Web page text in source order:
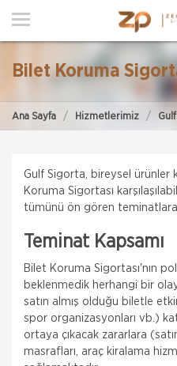
ANA SAYFA
POLIÇE HATIRLAT
MÜŞTERI GIRIŞI
TEKLİF AL
Bilet Koruma
Ana Sayfa Hizmetlerimiz
Gulf Sigorta, bireysel ürünler
Koruma Sigortası
tümünü ön gören
Teminat Kapsamı
Bilet Koruma Sigortası'nın
beklenmedik herhangi bir
satın almış olduğu biletle
spor organizasyonları vb.)
ortaya çıkacak zararlara
masrafları, araç kiralama
Hepiyi Sigorta
Tamamlayıcı
Tamamlayıcı Sağlık Sigortası
Sağlık Sigortası , SGK ile
kuruluşlarında muayene,
için fark ücr
Hepiyi Sigorta